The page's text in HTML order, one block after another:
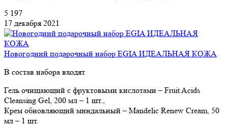
5 197
17 декабря 2021
Новогодний подарочный набор EGIA ИДЕАЛЬНАЯ КОЖА
В состав набора входят
Гель очищающий с фруктовыми кислотами – Fruit Acids
Cleansing Gel, 200 мл – 1 шт.,
Крем обновляющий миндальный – Mandelic Renew Cream, 50
мл – 1 шт.